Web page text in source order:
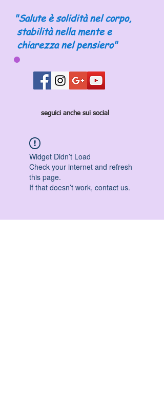
"Salute è solidità nel corpo,
stabilità nella mente e
chiarezza nel pensiero"
seguici anche sui social
Widget Didn’t Load
Check your internet and refresh
this page.
If that doesn’t work, contact us.